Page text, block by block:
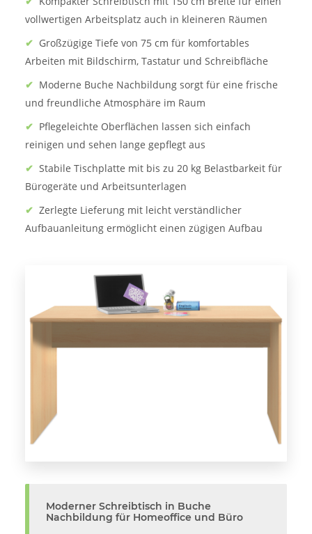
vollwertigen Arbeitsplatz auch in kleineren Räumen
✔ Großzügige Tiefe von 75 cm für komfortables
Arbeiten mit Bildschirm, Tastatur und Schreibfläche
✔ Moderne Buche Nachbildung sorgt für eine frische
und freundliche Atmosphäre im Raum
✔ Pflegeleichte Oberflächen lassen sich einfach
reinigen und sehen lange gepflegt aus
✔ Stabile Tischplatte mit bis zu 20 kg Belastbarkeit für
Bürogeräte und Arbeitsunterlagen
✔ Zerlegte Lieferung mit leicht verständlicher
Aufbauanleitung ermöglicht einen zügigen Aufbau
Moderner Schreibtisch in Buche
Nachbildung für Homeoffice und Büro